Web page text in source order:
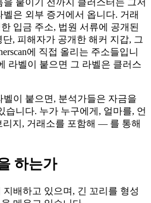
을 붙이기 전까지 클러스터는 그저
은 외부 증거에서 옵니다. 거래
입금 주소, 법원 서류에 공개된
, 피해자가 공개한 해커 지갑, 그
에 직접 올리는 주소들입니
라벨이 붙으면 그 라벨은 클러스
벨이 붙으면, 분석가들은 자금을
습니다. 누가 누구에게, 얼마를, 언
지, 거래소를 포함해 — 를 통해
하는가
배하고 있으며, 긴 꼬리를 형성